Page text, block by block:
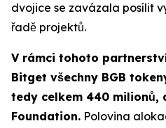
dvojice se zavázala posílit
řadě projektů.
V rámci tohoto
Bitget všechny BGB
tedy celkem 440 milionů,
Foundation. Polovina